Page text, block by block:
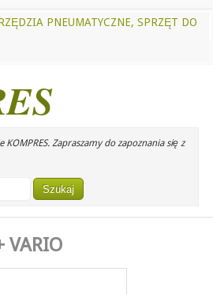
PNEUMATYCZNE, SPRZĘT DO
Zapraszamy do zapoznania się z